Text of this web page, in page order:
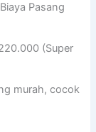
Pasang
(Super
murah, cocok